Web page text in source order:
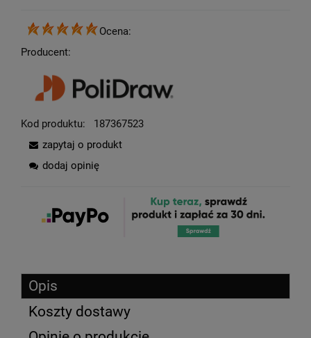
Ocena:
Producent:
Kod produktu:
187367523
zapytaj o produkt
dodaj opinię
Opis
Koszty dostawy